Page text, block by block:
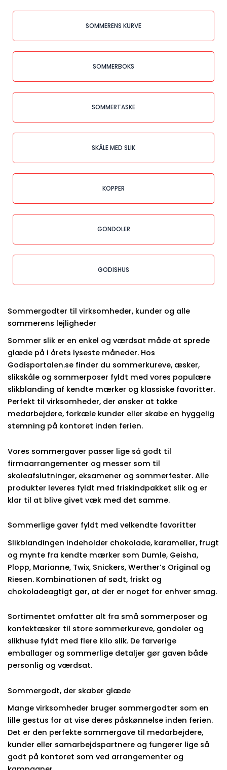
SOMMERENS KURVE
SOMMERBOKS
SOMMERTASKE
SKÅLE MED SLIK
KOPPER
GONDOLER
GODISHUS
Sommergodter til virksomheder, kunder og alle
sommerens lejligheder
Sommer slik er en enkel og værdsat måde at sprede
glæde på i årets lyseste måneder. Hos
Godisportalen.se finder du sommerkureve, æsker,
slikskåle og sommerposer fyldt med vores populære
slikblanding af kendte mærker og klassiske favoritter.
Perfekt til virksomheder, der ønsker at takke
medarbejdere, forkæle kunder eller skabe en hyggelig
stemning på kontoret inden ferien.
Vores sommergaver passer lige så godt til
firmaarrangementer og messer som til
skoleafslutninger, eksamener og sommerfester. Alle
produkter leveres fyldt med friskindpakket slik og er
klar til at blive givet væk med det samme.
Sommerlige gaver fyldt med velkendte favoritter
Slikblandingen indeholder chokolade, karameller, frugt
og mynte fra kendte mærker som Dumle, Geisha,
Plopp, Marianne, Twix, Snickers, Werther’s Original og
Riesen. Kombinationen af sødt, friskt og
chokoladeagtigt gør, at der er noget for enhver smag.
Sortimentet omfatter alt fra små sommerposer og
konfektæsker til store sommerkureve, gondoler og
slikhuse fyldt med flere kilo slik. De farverige
emballager og sommerlige detaljer gør gaven både
personlig og værdsat.
Sommergodt, der skaber glæde
Mange virksomheder bruger sommergodter som en
lille gestus for at vise deres påskønnelse inden ferien.
Det er den perfekte sommergave til medarbejdere,
kunder eller samarbejdspartnere og fungerer lige så
godt på kontoret som ved arrangementer og